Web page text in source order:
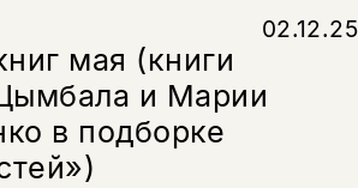
мая (книги
и Марии
в подборке
02.12.25